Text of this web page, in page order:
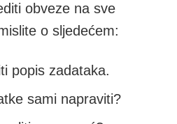
obveze na sve
o sljedećem:
popis zadataka.
sami napraviti?